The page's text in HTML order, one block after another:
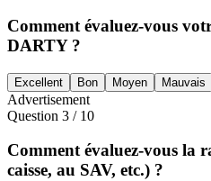
Comment évaluez-vous
DARTY ?
Excellent Bon Moyen Mauvais
Advertisement
Question 3 / 10
Comment évaluez-vous la
caisse, au SAV, etc.) ?